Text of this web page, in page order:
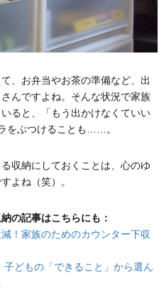
、お弁当やお茶の準備など、出
んですよね。そんな状況で家族
ると、「もう出かけなくていい
をぶつけることも……。
収納にしておくことは、心のゆ
よね（笑）。
の記事はこちらにも：
！家族のためのカウンター下収
どもの「できること」から選ん